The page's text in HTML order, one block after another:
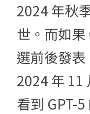
2024 年秋
世。而如
選前後發
2024 年 11
看到 GPT-